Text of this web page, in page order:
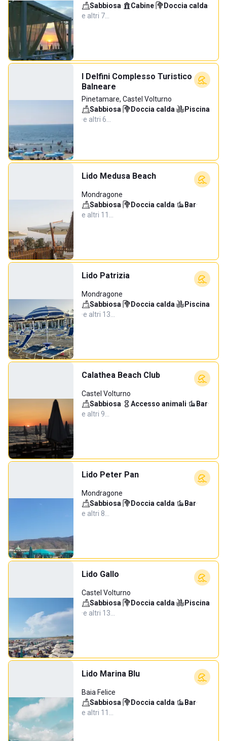
Sabbiosa· Cabine· Doccia calda·
e altri 7…
I Delfini Complesso Turistico
Balneare
Pinetamare, Castel Volturno
Sabbiosa· Doccia calda·
Piscina
·e altri 6…
Lido Medusa Beach
Mondragone
Sabbiosa· Doccia calda· Bar·
e altri 11…
Lido Patrizia
Mondragone
Sabbiosa· Doccia calda·
Piscina
·e altri 13…
Calathea Beach Club
Castel Volturno
Sabbiosa· Accesso animali· Bar·
e altri 9…
Lido Peter Pan
Mondragone
Sabbiosa· Doccia calda· Bar·
e altri 8…
Lido Gallo
Castel Volturno
Sabbiosa· Doccia calda·
Piscina
·e altri 13…
Lido Marina Blu
Baia Felice
Sabbiosa· Doccia calda· Bar·
e altri 11…